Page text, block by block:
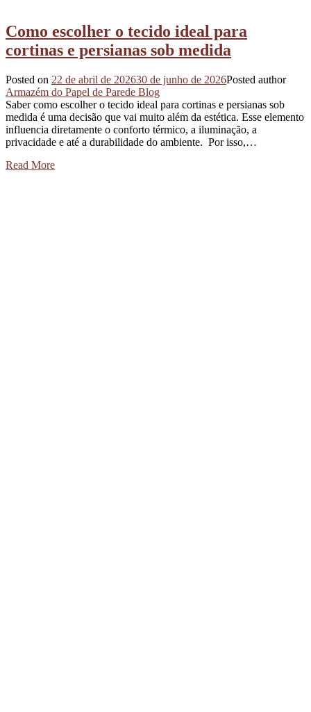
Como escolher o tecido ideal para
cortinas e persianas sob medida
Posted on 22 de abril de 202630 de junho de 2026Posted author
Armazém do Papel de Parede Blog
Saber como escolher o tecido ideal para cortinas e persianas sob
medida é uma decisão que vai muito além da estética. Esse elemento
influencia diretamente o conforto térmico, a iluminação, a
privacidade e até a durabilidade do ambiente. Por isso,…
Read More